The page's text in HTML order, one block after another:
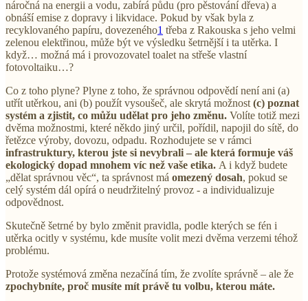
náročná na energii a vodu, zabírá půdu (pro pěstování dřeva) a
obnáší emise z dopravy i likvidace. Pokud by však byla z
recyklovaného papíru, dovezeného1 třeba z Rakouska s jeho velmi
zelenou elektřinou, může být ve výsledku šetrnější i ta utěrka. I
když… možná má i provozovatel toalet na střeše vlastní
fotovoltaiku…?
Co z toho plyne? Plyne z toho, že správnou odpovědí není ani (a)
utřít utěrkou, ani (b) použít vysoušeč, ale skrytá možnost (c) poznat
systém a zjistit, co můžu udělat pro jeho změnu. Volíte totiž mezi
dvěma možnostmi, které někdo jiný určil, pořídil, napojil do sítě, do
řetězce výroby, dovozu, odpadu. Rozhodujete se v rámci
infrastruktury, kterou jste si nevybrali – ale která formuje váš
ekologický dopad mnohem víc než vaše etika. A i když budete
„dělat správnou věc“, ta správnost má omezený dosah, pokud se
celý systém dál opírá o neudržitelný provoz - a individualizuje
odpovědnost.
Skutečně šetrné by bylo změnit pravidla, podle kterých se fén i
utěrka ocitly v systému, kde musíte volit mezi dvěma verzemi téhož
problému.
Protože systémová změna nezačíná tím, že zvolíte správně – ale že
zpochybníte, proč musíte mít právě tu volbu, kterou máte.